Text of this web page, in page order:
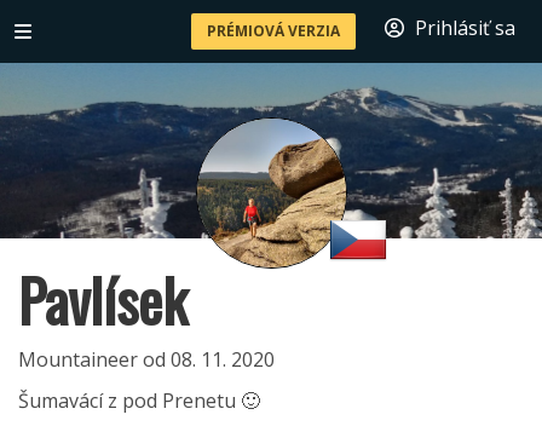
PRÉMIOVÁ VERZIA Prihlásiť sa
Pavlísek
Mountaineer od 08. 11. 2020
Šumavácí z pod Prenetu 🙂